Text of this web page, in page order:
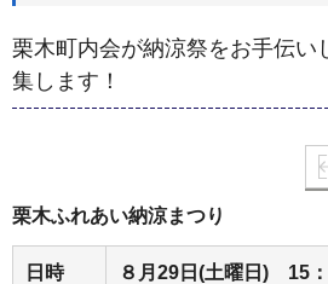
栗木町内会が納涼祭をお手伝い
集します！
栗木ふれあい納涼まつり
日時 ８月29日(土曜日) 15